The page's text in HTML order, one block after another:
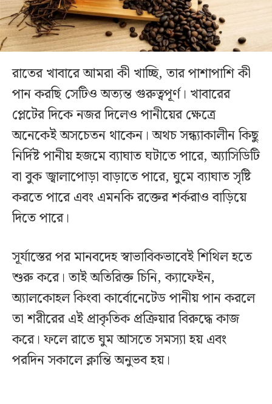
রাতের খাবারে আমরা কী খাচ্ছি, তার পাশাপাশি কী
পান করছি সেটিও অত্যন্ত গুরুত্বপূর্ণ। খাবারের
প্লেটের দিকে নজর দিলেও পানীয়ের ক্ষেত্রে
অনেকেই অসচেতন থাকেন। অথচ সন্ধ্যাকালীন কিছু
নির্দিষ্ট পানীয় হজমে ব্যাঘাত ঘটাতে পারে, অ্যাসিডিটি
বা বুক জ্বালাপোড়া বাড়াতে পারে, ঘুমে ব্যাঘাত সৃষ্টি
করতে পারে এবং এমনকি রক্তের শর্করাও বাড়িয়ে
দিতে পারে।
সূর্যাস্তের পর মানবদেহ স্বাভাবিকভাবেই শিথিল হতে
শুরু করে। তাই অতিরিক্ত চিনি, ক্যাফেইন,
অ্যালকোহল কিংবা কার্বোনেটেড পানীয় পান করলে
তা শরীরের এই প্রাকৃতিক প্রক্রিয়ার বিরুদ্ধে কাজ
করে। ফলে রাতে ঘুম আসতে সমস্যা হয় এবং
পরদিন সকালে ক্লান্তি অনুভব হয়।